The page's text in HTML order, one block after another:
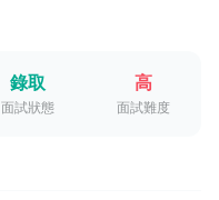
錄取
面試狀態
高
面試難度